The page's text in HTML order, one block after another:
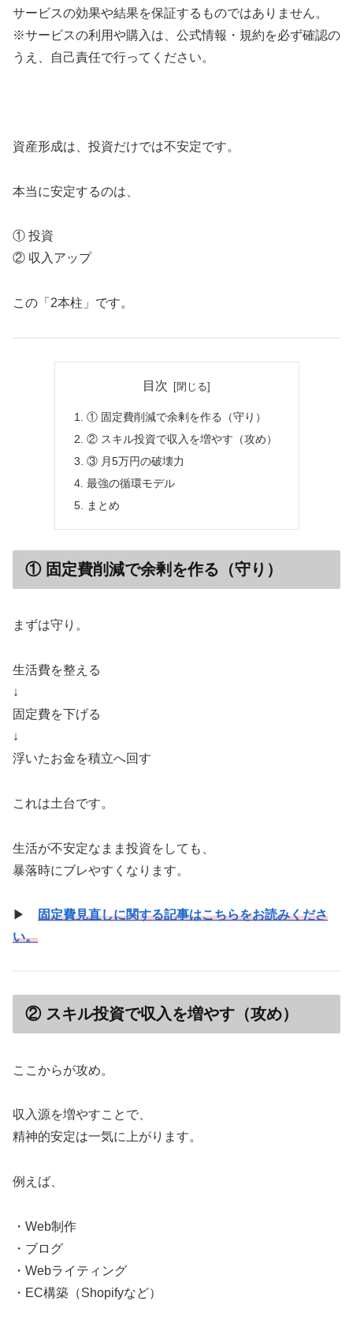
サービスの効果や結果を保証するものではありません。
※サービスの利用や購入は、公式情報・規約を必ず確認の
うえ、自己責任で行ってください。
資産形成は、投資だけでは不安定です。
本当に安定するのは、
① 投資
② 収入アップ
この「2本柱」です。
目次
① 固定費削減で余剰を作る（守り）
② スキル投資で収入を増やす（攻め）
③ 月5万円の破壊力
最強の循環モデル
まとめ
① 固定費削減で余剰を作る（守り）
まずは守り。
生活費を整える
↓
固定費を下げる
↓
浮いたお金を積立へ回す
これは土台です。
生活が不安定なまま投資をしても、
暴落時にブレやすくなります。
▶ 固定費見直しに関する記事はこちらをお読みくださ
い。
② スキル投資で収入を増やす（攻め）
ここからが攻め。
収入源を増やすことで、
精神的安定は一気に上がります。
例えば、
・Web制作
・ブログ
・Webライティング
・EC構築（Shopifyなど）